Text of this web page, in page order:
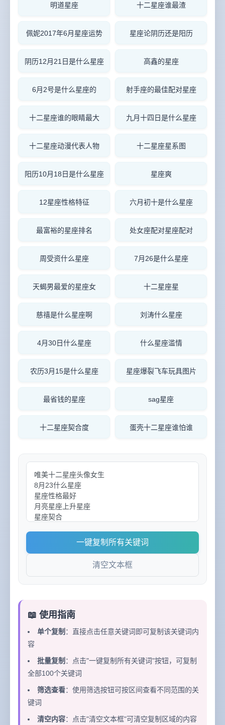
明道星座 十二星座谁最渣
佩妮2017年6月星座运势 星座论阴历还是阳历
阴历12月21日是什么星座 高鑫的星座
6月2号是什么星座的 射手座的最佳配对星座
十二星座谁的眼睛最大 九月十四日是什么星座
十二星座动漫代表人物 十二星座星系图
阳历10月18日是什么星座 星座爽
12星座性格特征 六月初十是什么星座
最富裕的星座排名 处女座配对星座配对
周受资什么星座 7月26是什么星座
天蝎男最爱的星座女 十二星座星
慈禧是什么星座啊 刘涛什么星座
4月30日什么星座 什么星座滥情
农历3月15是什么星座 星座爆裂飞车玩具图片
最省钱的星座 sag星座
十二星座契合度 蛋壳十二星座谁怕谁
一键复制所有关键词
清空文本框
📖 使用指南
单个复制 ：直接点击任意关键词即可复制该关键词内
容
批量复制 ：点击"一键复制所有关键词"按钮，可复制
全部100个关键词
筛选查看：使用筛选按钮可按区间查看不同范围的关
键词
清空内容：点击"清空文本框"可清空复制区域的内容